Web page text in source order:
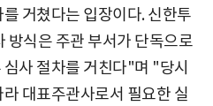
거쳤다는 입장이다. 신한투
방식은 주관 부서가 단독으로
사 절차를 거친다"며 "당시
대표주관사로서 필요한 실